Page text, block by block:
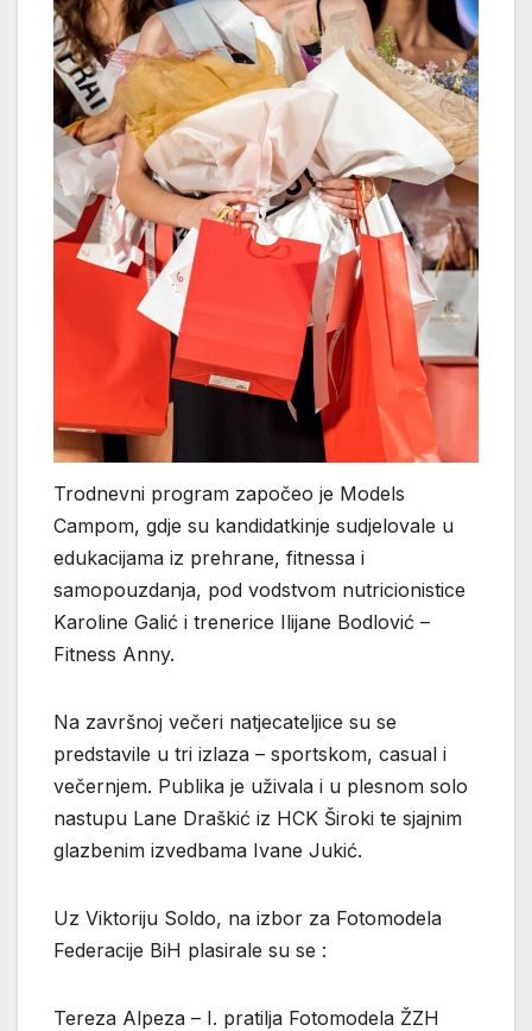
Trodnevni program započeo je Models
Campom, gdje su kandidatkinje sudjelovale u
edukacijama iz prehrane, fitnessa i
samopouzdanja, pod vodstvom nutricionistice
Karoline Galić i trenerice Ilijane Bodlović –
Fitness Anny.
Na završnoj večeri natjecateljice su se
predstavile u tri izlaza – sportskom, casual i
večernjem. Publika je uživala i u plesnom solo
nastupu Lane Draškić iz HCK Široki te sjajnim
glazbenim izvedbama Ivane Jukić.
Uz Viktoriju Soldo, na izbor za Fotomodela
Federacije BiH plasirale su se :
Tereza Alpeza – I. pratilja Fotomodela ŽZH